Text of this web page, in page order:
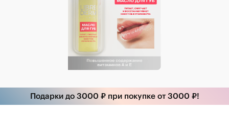
Подарки до 3000 ₽ при покупке от 3000 ₽!